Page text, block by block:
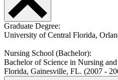
Graduate Degree:
University of Central Florida,
Nursing School (Bachelor):
Bachelor of Science in Nursing
Florida, Gainesville, FL. (2007 -